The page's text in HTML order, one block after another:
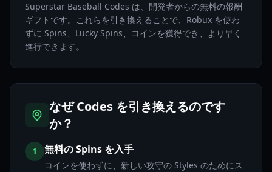
Superstar Baseball Codes は、開発者からの無料の報酬
ギフトです。これらを引き換えることで、Robux を使わ
ずに Spins、Lucky Spins、コインを獲得でき、より早く
進行できます。
なぜ Codes を引き換えるのです
か？
1 無料の Spins を入手
コインを使わずに、新しい攻守の Styles のためにス